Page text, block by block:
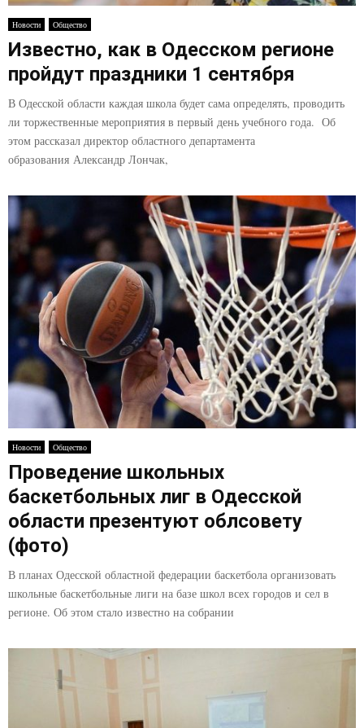
E
N
U
Новости Общество
Известно, как в Одесском регионе
пройдут праздники 1 сентября
В Одесской области каждая школа будет сама определять, проводить
ли торжественные мероприятия в первый день учебного года. Об
этом рассказал директор областного департамента
образования Александр Лончак,
Новости Общество
Проведение школьных
баскетбольных лиг в Одесской
области презентуют облсовету
(фото)
В планах Одесской областной федерации баскетбола организовать
школьные баскетбольные лиги на базе школ всех городов и сел в
регионе. Об этом стало известно на собрании